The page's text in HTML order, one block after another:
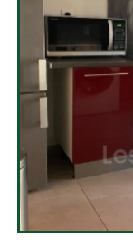
RECHERCHER
SERVICES
ALERTE E-MAIL
VENDRE UN BIEN
ESTIMATION
CALCULETTE
CONTACT